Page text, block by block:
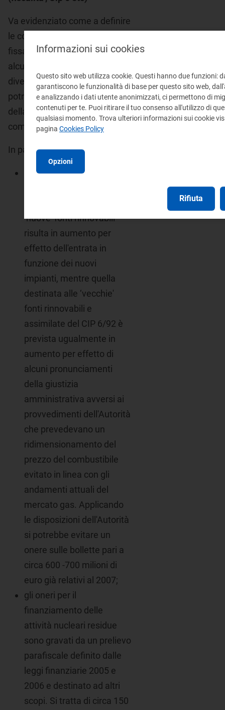
Va evidenziato come a definire
le condizioni economiche
fissate dall'Autorità concorrano
alcune voci che, se
diversamente normate,
potrebbero attenuare l'impatto
della variazione del prezzo dei
combustibili.
In particolare:
gli incentivi per le fonti
‘nuove' fonti rinnovabili
risulta in aumento per
effetto dell'entrata in
funzione dei nuovi
impianti, mentre quella
destinata alle ‘vecchie'
fonti rinnovabili e
assimilate del CIP 6/92 è
prevista ugualmente in
aumento per effetto di
alcuni pronunciamenti
della giustizia
amministrativa avversi ai
provvedimenti dell'Autorità
che prevedevano un
ridimensionamento del
prezzo del combustibile
evitato in linea con gli
andamenti attuali del
mercato gas. Applicando
le disposizioni dell'Autorità
si potrebbe evitare un
onere sulle bollette pari a
circa 600 -700 milioni di
euro già relativi al 2007;
gli oneri per il
finanziamento delle
attività nucleari residue
sono gravati da un prelievo
parafiscale definito dalle
leggi finanziarie 2005 e
2006 e destinato ad altri
scopi. Si tratta di circa 150
Informazioni sui cookies
Questo sito web utilizza cookie. Questi hanno due funzioni:
garantiscono le funzionalità di base per questo sito web,
e analizzando i dati utente anonimizzati, ci permettono di
contenuti per te. Puoi ritirare il tuo consenso all'utilizzo di
qualsiasi momento. Trova ulteriori informazioni sui cookie
pagina Cookies Policy
Opzioni
Rifiuta